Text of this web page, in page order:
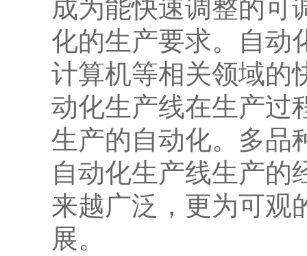
成为能快速调整的可
化的生产要求。自动
计算机等相关领域的
动化生产线在生产过
生产的自动化。多品
自动化生产线生产的
来越广泛，更为可观
展。